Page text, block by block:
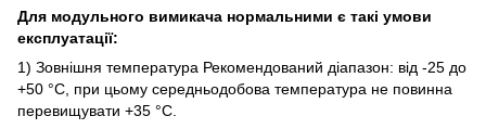
Для модульного вимикача нормальними є такі умови
експлуатації:
1) Зовнішня температура Рекомендований діапазон: від -25 до
+50 °C, при цьому середньодобова температура не повинна
перевищувати +35 °C.